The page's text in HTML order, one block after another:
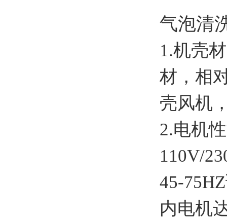
气泡清
1.机壳
材，相
壳风机
2.电机
110V/
45-
内电机